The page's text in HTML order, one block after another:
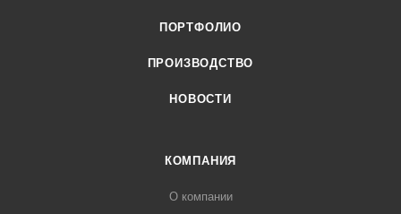
ПОРТФОЛИО
ПРОИЗВОДСТВО
НОВОСТИ
КОМПАНИЯ
О компании